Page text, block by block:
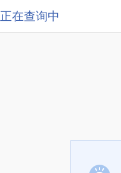
正在查询中